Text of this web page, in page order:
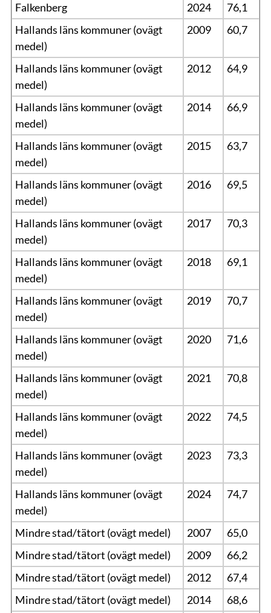
Falkenberg
2024
76,1
Hallands läns kommuner (ovägt
medel)
2009 60,7
Hallands läns kommuner (ovägt
medel)
2012 64,9
Hallands läns kommuner (ovägt
medel)
2014 66,9
Hallands läns kommuner (ovägt
medel)
2015 63,7
Hallands läns kommuner (ovägt
medel)
2016 69,5
Hallands läns kommuner (ovägt
medel)
2017 70,3
Hallands läns kommuner (ovägt
medel)
2018 69,1
Hallands läns kommuner (ovägt
medel)
2019 70,7
Hallands läns kommuner (ovägt
medel)
2020 71,6
Hallands läns kommuner (ovägt
medel)
2021 70,8
Hallands läns kommuner (ovägt
medel)
2022 74,5
Hallands läns kommuner (ovägt
medel)
2023 73,3
Hallands läns kommuner (ovägt
medel)
2024 74,7
Mindre stad/tätort (ovägt medel) 2007
65,0
Mindre stad/tätort (ovägt medel)
2009
66,2
Mindre stad/tätort (ovägt medel)
2012
67,4
Mindre stad/tätort (ovägt medel)
2014
68,6